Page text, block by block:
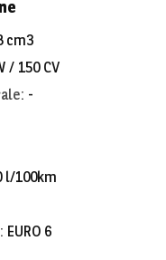
cm3
/ 150 CV
: -
l/100km
: EURO 6